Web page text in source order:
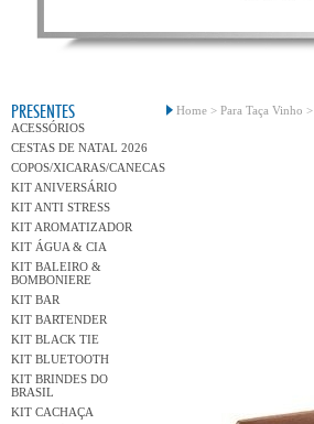
PRESENTES
ACESSÓRIOS
CESTAS DE NATAL 2026
COPOS/XICARAS/CANECAS
KIT ANIVERSÁRIO
KIT ANTI STRESS
KIT AROMATIZADOR
KIT ÁGUA & CIA
KIT BALEIRO &
BOMBONIERE
KIT BAR
KIT BARTENDER
KIT BLACK TIE
KIT BLUETOOTH
KIT BRINDES DO
BRASIL
KIT CACHAÇA
Home > Para Taça Vinho >